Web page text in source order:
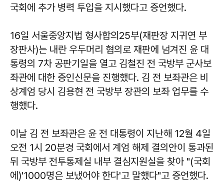
국회에 추가 병력 투입을 지시했다고 증언했다.
16일 서울중앙지법 형사합의25부(재판장 지귀연 부
장판사)는 내란 우두머리 혐의로 재판에 넘겨진 윤 대
통령의 7차 공판기일을 열고 김철진 전 국방부 군사보
좌관에 대한 증인신문을 진행했다. 김 전 보좌관은 비
상계엄 당시 김용현 전 국방부 장관의 보좌 업무를 수
행했다.
이날 김 전 보좌관은 윤 전 대통령이 지난해 12월 4일
오전 1시 20분경 국회에서 계엄 해제 결의안이 통과된
뒤 국방부 전투통제실 내부 결심지원실을 찾아 "(국회
에)'1000명은 보냈어야 한다'고 말했다"고 증언했다.